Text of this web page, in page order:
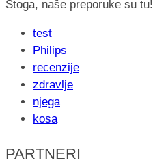
Stoga, naše preporuke su tu!
test
Philips
recenzije
zdravlje
njega
kosa
PARTNERI